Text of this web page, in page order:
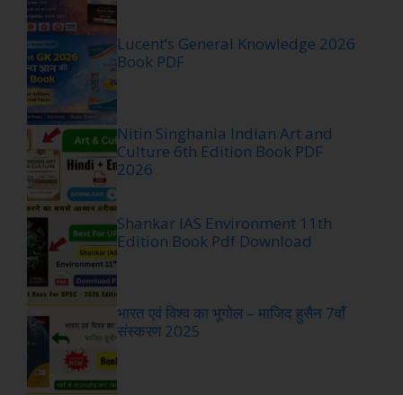
Lucent’s General Knowledge 2026
Book PDF
Nitin Singhania Indian Art and
Culture 6th Edition Book PDF
2026
Shankar IAS Environment 11th
Edition Book Pdf Download
भारत एवं विश्व का भूगोल – माजिद हुसैन 7वाँ
संस्करण 2025